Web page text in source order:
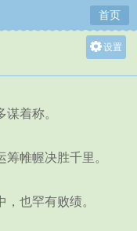
首页
设置
着称。
帷幄决胜千里。
也罕有败绩。